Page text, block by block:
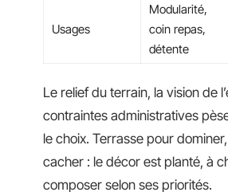
Usages
Modularité,
coin repas,
détente
Le relief du terrain, la vision de
contraintes administratives
le choix. Terrasse pour
cacher : le décor est planté, à
composer selon ses priorités.